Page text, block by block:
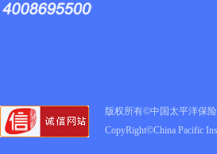
版权所有©中国太平洋保
CopyRight©China Pacific